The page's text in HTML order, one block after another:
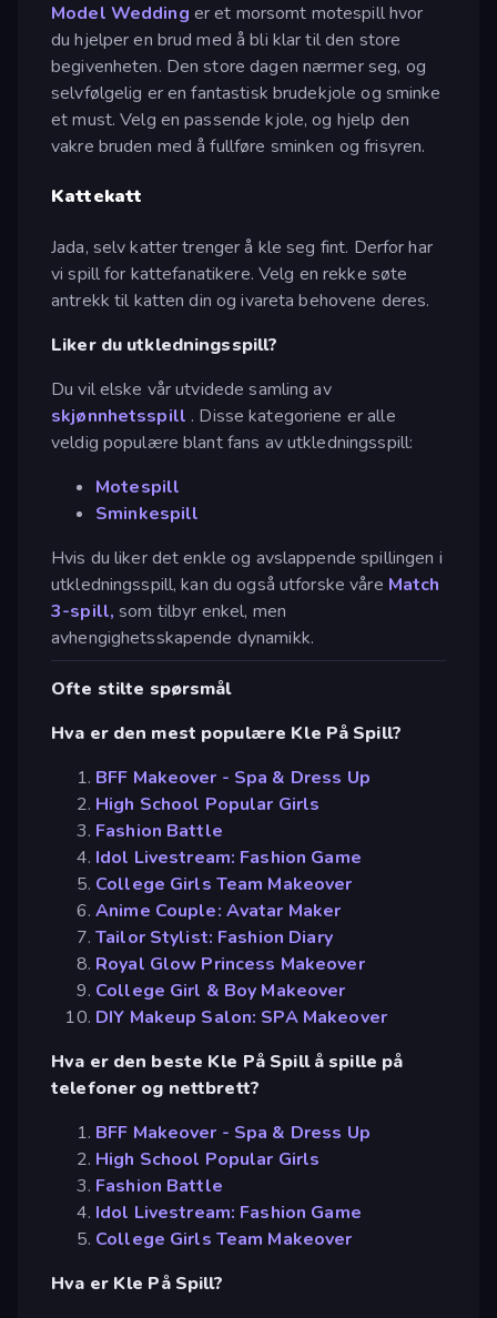
Model Wedding er et morsomt motespill hvor
du hjelper en brud med å bli klar til den store
begivenheten. Den store dagen nærmer seg, og
selvfølgelig er en fantastisk brudekjole og sminke
et must. Velg en passende kjole, og hjelp den
vakre bruden med å fullføre sminken og frisyren.
Kattekatt
Jada, selv katter trenger å kle seg fint. Derfor har
vi spill for kattefanatikere. Velg en rekke søte
antrekk til katten din og ivareta behovene deres.
Liker du utkledningsspill?
Du vil elske vår utvidede samling av
skjønnhetsspill . Disse kategoriene er alle
veldig populære blant fans av utkledningsspill:
Motespill
Sminkespill
Hvis du liker det enkle og avslappende spillingen i
utkledningsspill, kan du også utforske våre Match
3-spill, som tilbyr enkel, men
avhengighetsskapende dynamikk.
Ofte stilte spørsmål
Hva er den mest populære Kle På Spill?
BFF Makeover - Spa & Dress Up
High School Popular Girls
Fashion Battle
Idol Livestream: Fashion Game
College Girls Team Makeover
Anime Couple: Avatar Maker
Tailor Stylist: Fashion Diary
Royal Glow Princess Makeover
College Girl & Boy Makeover
DIY Makeup Salon: SPA Makeover
Hva er den beste Kle På Spill å spille på
telefoner og nettbrett?
BFF Makeover - Spa & Dress Up
High School Popular Girls
Fashion Battle
Idol Livestream: Fashion Game
College Girls Team Makeover
Hva er Kle På Spill?